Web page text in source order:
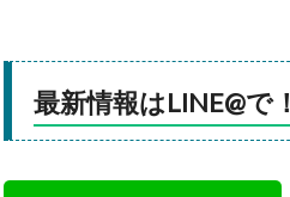
最新情報はLINE@で！